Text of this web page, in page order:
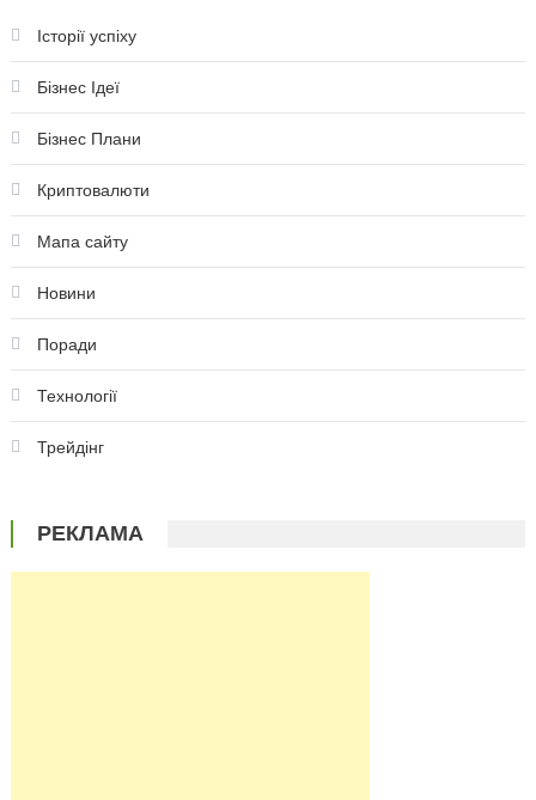
Історії успіху
Бізнес Ідеї
Бізнес Плани
Криптовалюти
Мапа сайту
Новини
Поради
Технології
Трейдінг
РЕКЛАМА